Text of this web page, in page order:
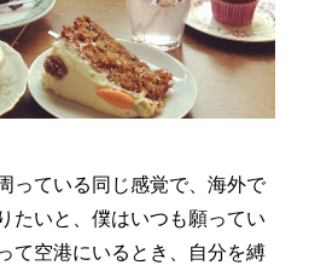
っている同じ感覚で、海外で
たいと、僕はいつも願ってい
て空港にいるとき、自分を縛